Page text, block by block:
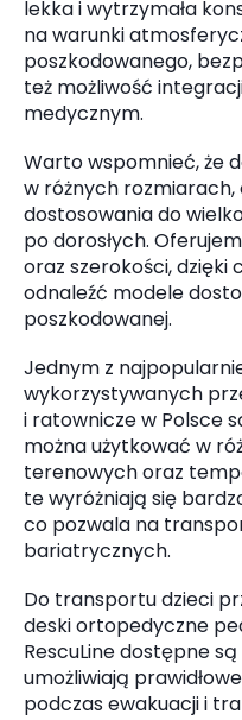
lekka i wytrzymała
na warunki
poszkodowanego,
też możliwość
medycznym.
Warto wspomnieć, że
w różnych
dostosowania do
po dorosłych.
oraz szerokości,
odnaleźć modele
poszkodowanej.
Jednym z
wykorzystywanych
i ratownicze w Polsce
można użytkować w
terenowych oraz
te wyróżniają się
co pozwala na
bariatrycznych.
Do transportu dzieci
deski ortopedyczne
RescuLine dostępne
umożliwiają
podczas ewakuacji i